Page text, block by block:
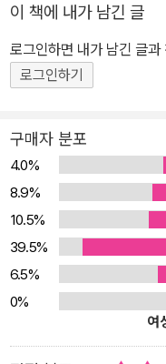
석의 첫 장편 청소년소설이
청소년문학4)에 실린 단편
한 애정을 드러낸 작가는
자신만의 청소년문학관을
품은 청소년문학계에 등장
작가로서의 무게감이 조화
근 7년 만에 내놓은 신작
독자들에게도 반가운 소식이 될 것이다. 신랄
가득한 이색적인 성장소설
적으로 인정받지 못하는
한편, 작품의 시작과 끝을
출하여 꾸준히 독자의 주
단순히 악으로 그려지는
이 책에 내가 남긴 글
로그인하면 내가 남긴 글
로그인하기
구매자 분포
4.0%
8.9%
10.5%
39.5%
6.5%
0%
여